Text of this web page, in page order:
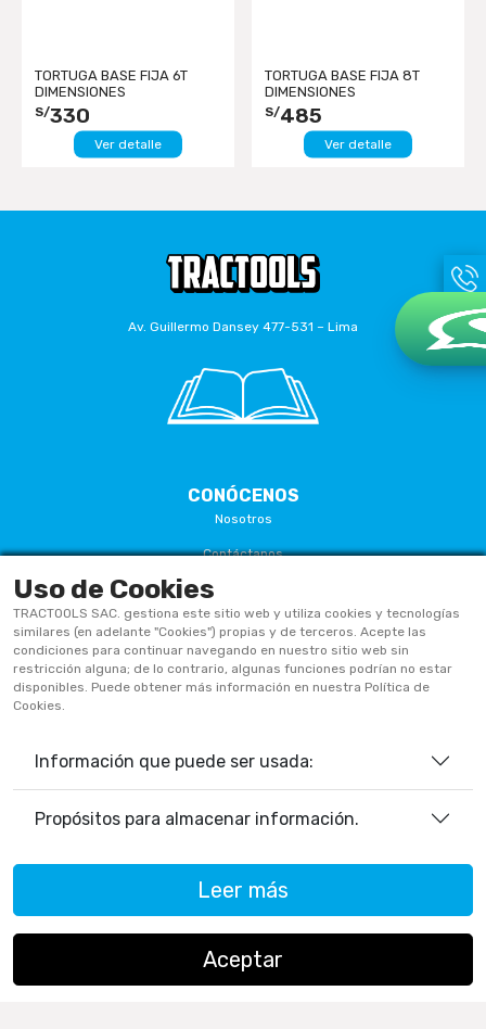
TORTUGA BASE FIJA 6T
DIMENSIONES
298X222X100MM TXK
S/330
Ver detalle
TORTUGA BASE FIJA 8T
DIMENSIONES
398X222X100MM TXK
S/485
Ver detalle
Av. Guillermo Dansey 477-531 – Lima
CONÓCENOS
Nosotros
Contáctanos
Términos Y Condiciones
Políticas De Privacidad
Políticas De Cookies
Preguntas Frecuentes
933906515
Horario de Atención:
/ 2:00 p.m. a 5:30 p.m.
Sábados: 9:00 a.m. a 12:30 p.m.
Uso de Cookies
TRACTOOLS SAC. gestiona este sitio web y utiliza cookies y tecnologías
similares (en adelante "Cookies") propias y de terceros. Acepte las
condiciones para continuar navegando en nuestro sitio web sin
restricción alguna; de lo contrario, algunas funciones podrían no estar
disponibles. Puede obtener más información en nuestra Política de
Cookies.
Información que puede ser usada:
Propósitos para almacenar información.
Leer más
Aceptar